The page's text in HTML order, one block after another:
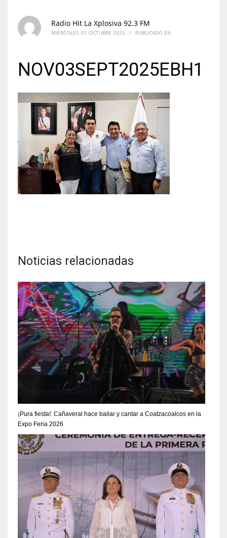
Radio Hit La Xplosiva 92.3 FM
MIÉRCOLES, 01 OCTUBRE 2025 / PUBLICADO EN
NOV03SEPT2025EBH1
Noticias relacionadas
¡Pura fiesta!: Cañaveral hace bailar y cantar a Coatzacoalcos en la
Expo Feria 2026